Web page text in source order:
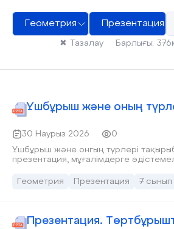
Геометрия Презентация
✖ Тазалау Барлығы: 376
Үшбұрыш және оның
30 Наурыз 2026
0
Үшбұрыш және онгың түрлері
презентация, мұғалімдерге
Геометрия Презентация 7 сынып
Презентация.